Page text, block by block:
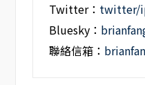
Twitter： twitter/
Bluesky：
聯絡信箱：